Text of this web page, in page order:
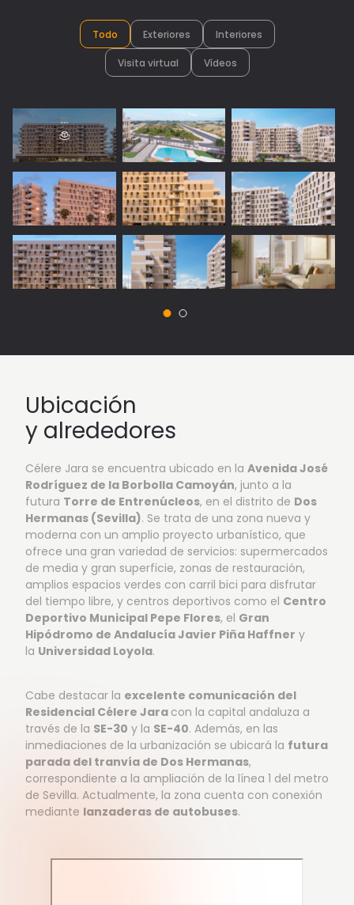
Todo Exteriores Interiores
Visita virtual Vídeos
Ubicación
y alrededores
Célere Jara se encuentra ubicado en la Avenida José
Rodríguez de la Borbolla Camoyán, junto a la
futura Torre de Entrenúcleos, en el distrito de Dos
Hermanas (Sevilla). Se trata de una zona nueva y
moderna con un amplio proyecto urbanístico, que
ofrece una gran variedad de servicios: supermercados
de media y gran superficie, zonas de restauración,
amplios espacios verdes con carril bici para disfrutar
del tiempo libre, y centros deportivos como el Centro
Deportivo Municipal Pepe Flores, el Gran
Hipódromo de Andalucía Javier Piña Haffner y
la Universidad Loyola.
Cabe destacar la excelente comunicación del
Residencial Célere Jara con la capital andaluza a
través de la SE-30 y la SE-40. Además, en las
inmediaciones de la urbanización se ubicará la futura
parada del tranvía de Dos Hermanas,
correspondiente a la ampliación de la línea 1 del metro
de Sevilla. Actualmente, la zona cuenta con conexión
mediante lanzaderas de autobuses.